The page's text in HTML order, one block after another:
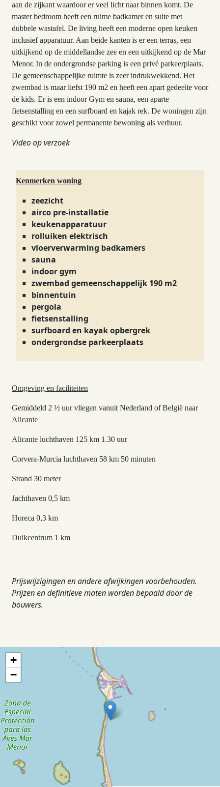
aan de zijkant waardoor er veel licht naar binnen komt. De
master bedroom heeft een ruime badkamer en suite met
dubbele wastafel. De living heeft een moderne open keuken
inclusief apparatuur. Aan beide kanten is er een terras, een
uitkijkend op de middellandse zee en een uitkijkend op de Mar
Menor. In de ondergrondse parking is een privé parkeerplaats.
De gemeenschappelijke ruimte is zeer indrukwekkend. Het
zwembad is maar liefst 190 m2 en heeft een apart gedeelte voor
de kids. Er is een indoor Gym en sauna, een aparte
fietsenstalling en een surfboard en kajak rek. De woningen zijn
geschikt voor zowel permanente bewoning als verhuur.
Video op verzoek
Kenmerken woning
zeezicht
airco pre-installatie
keukenapparatuur
rolluiken elektrisch
vloerverwarming badkamers
sauna
indoor gym
zwembad gemeenschappelijk 190 m2
binnentuin
pergola
fietsenstalling
surfboard en kayak opbergrek
ondergrondse parkeerplaats
Omgeving en faciliteiten
Gemiddeld 2 ½ uur vliegen vanuit Nederland of België naar
Alicante
Alicante luchthaven 125 km 1.30 uur
Corvera-Murcia luchthaven 58 km 50 minuten
Strand 30 meter
Jachthaven 0,5 km
Horeca 0,3 km
Duikcentrum 1 km
Prijswijzigingen en andere afwijkingen voorbehouden.
Prijzen en definitieve maten worden bepaald door de
bouwers.
+
−